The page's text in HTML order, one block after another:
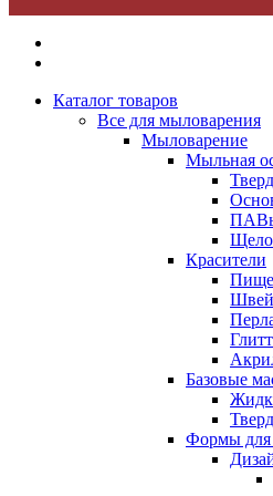
Каталог товаров
Все для мыловарения
Мыловарение
Мыльная
Красители
Базовые
Формы для